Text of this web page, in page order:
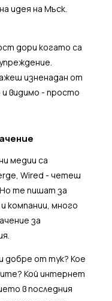
идея на Мъск.
дори когато са
изненадан от
и видимо - просто
медии са
Wired - четеш
те пишат за
компании, много
за
добре от тук? Кое
Кой интернет
в последния